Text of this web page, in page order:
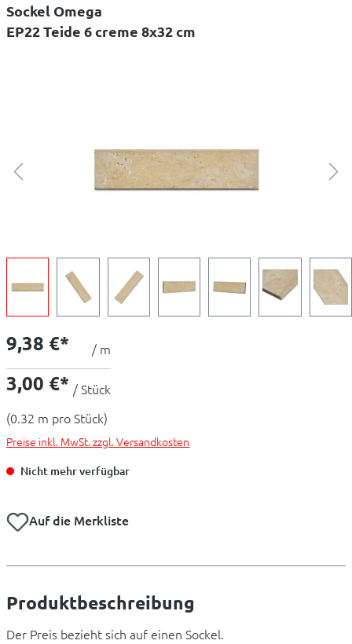
Sockel Omega
EP22 Teide 6 creme 8x32 cm
9,38 €* / m
3,00 €* / Stück
(0.32 m pro Stück)
Preise inkl. MwSt. zzgl. Versandkosten
Nicht mehr verfügbar
Auf die Merkliste
Produktbeschreibung
Der Preis bezieht sich auf einen Sockel.